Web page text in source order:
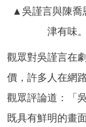
▲吳謹言與陳喬
津有味
觀眾對吳謹言在
價，許多人在網
觀眾評論道：「
既具有鮮明的畫